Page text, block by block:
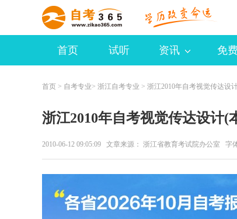
首页 试听 资讯 免
首页 > 自考专业> 浙江自考专业 > 浙江2010年自考视觉传达设
浙江2010年自考视觉传达设计(
2010-06-12 09:05:09 文章来源： 浙江省教育考试院办公室 字